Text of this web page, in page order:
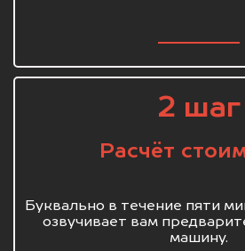
2 шаг
Расчёт
Буквально в течение пяти
озвучивает вам
машину.